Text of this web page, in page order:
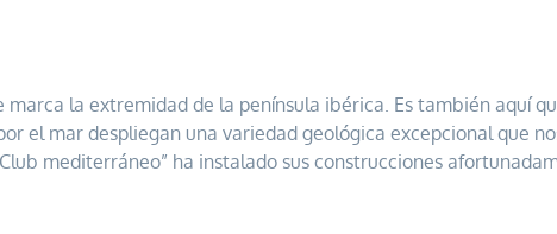
la extremidad de la península ibérica. Es también aquí
el mar despliegan una variedad geológica excepcional que
mediterráneo” ha instalado sus construcciones